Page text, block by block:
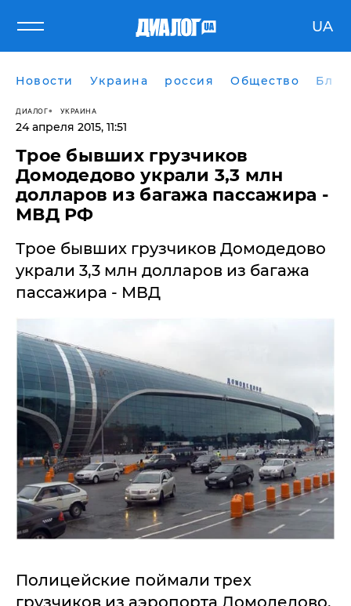
UA
Новости Украина россия Общество
ДИАЛОГ УКРАИНА
24 апреля 2015, 11:51
Трое бывших грузчиков
Домодедово украли 3,3 млн
долларов из багажа пассажира -
МВД РФ
Трое бывших грузчиков Домодедово
украли 3,3 млн долларов из багажа
пассажира - МВД
Полицейские поймали трех
грузчиков из аэропорта Домодедово,